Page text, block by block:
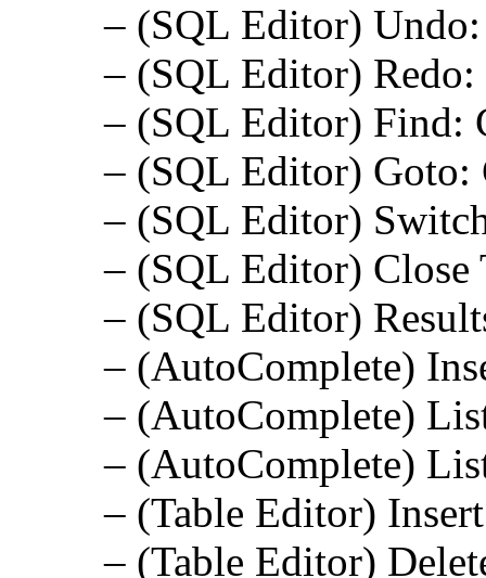
– (SQL Editor)
– (SQL Editor)
– (SQL Editor) Find:
– (SQL Editor) Goto:
– (SQL Editor)
– (SQL Editor)
– (SQL Editor)
– (AutoComplete)
– (AutoComplete)
– (AutoComplete)
– (Table Editor)
– (Table Editor)